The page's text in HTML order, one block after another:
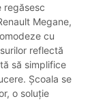
regăsesc
Megane,
cu
reflectă
să simplifice
Școala se
o soluție